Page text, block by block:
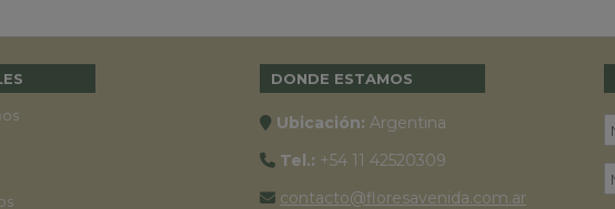
DONDE ESTAMOS
Ubicación: Argentina
Tel.: +54 11 42520309
contacto@floresavenida.com.ar